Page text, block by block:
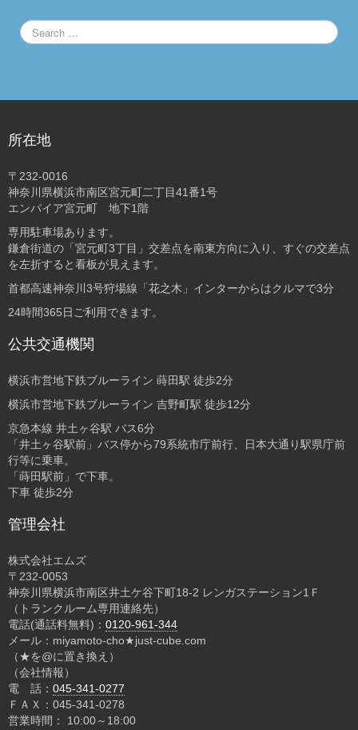
所在地
〒232-0016
神奈川県横浜市南区宮元町二丁目41番1号
エンパイア宮元町 地下1階
専用駐車場あります。
鎌倉街道の「宮元町3丁目」交差点を南東方向に入り、すぐの交差点
を左折すると看板が見えます。
首都高速神奈川3号狩場線「花之木」インターからはクルマで3分
24時間365日ご利用できます。
公共交通機関
横浜市営地下鉄ブルーライン 蒔田駅 徒歩2分
横浜市営地下鉄ブルーライン 吉野町駅 徒歩12分
京急本線 井土ヶ谷駅 バス6分
「井土ヶ谷駅前」バス停から79系統市庁前行、日本大通り駅県庁前
行等に乗車。
「蒔田駅前」で下車。
下車 徒歩2分
管理会社
株式会社エムズ
〒232-0053
神奈川県横浜市南区井土ケ谷下町18-2 レンガステーション1Ｆ
（トランクルーム専用連絡先）
電話(通話料無料)： 0120-961-344
メール：miyamoto-cho★just-cube.com
（★を@に置き換え）
（会社情報）
電 話： 045-341-0277
ＦＡＸ：045-341-0278
営業時間： 10:00～18:00